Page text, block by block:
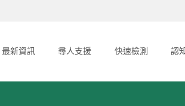
最新資訊 尋人支援 快速檢測 認